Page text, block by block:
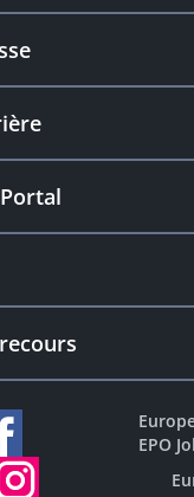
EPO